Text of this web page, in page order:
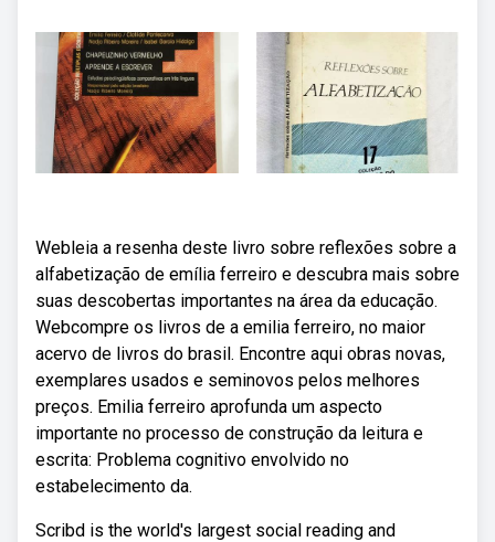
Webleia a resenha deste livro sobre reflexões sobre a
alfabetização de emília ferreiro e descubra mais sobre
suas descobertas importantes na área da educação.
Webcompre os livros de a emilia ferreiro, no maior
acervo de livros do brasil. Encontre aqui obras novas,
exemplares usados e seminovos pelos melhores
preços. Emilia ferreiro aprofunda um aspecto
importante no processo de construção da leitura e
escrita: Problema cognitivo envolvido no
estabelecimento da.
Scribd is the world's largest social reading and